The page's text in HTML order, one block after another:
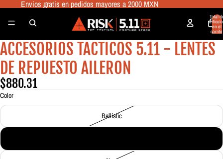
Envios gratis en pedidos mayores a 2000 MXN
Total
en el
carrito:
Abrir
imagen
pantalla
completa
ACCESORIOS TACTICOS 5.11 - LENTES
DE REPUESTO AILERON
$880.31
Color
Ballistic